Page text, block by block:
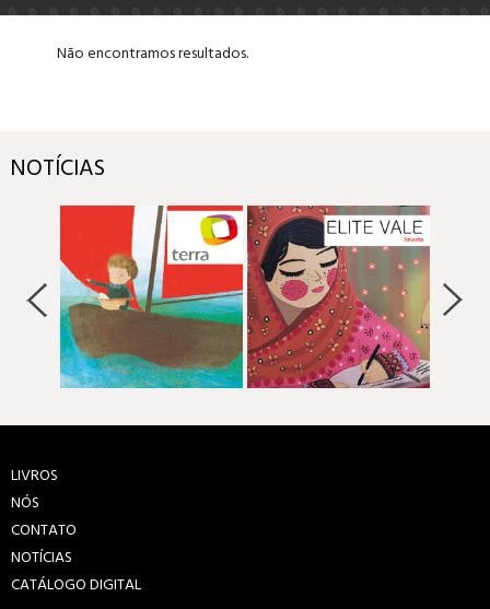
Não encontramos resultados.
NOTÍCIAS
LIVROS
NÓS
CONTATO
NOTÍCIAS
CATÁLOGO DIGITAL